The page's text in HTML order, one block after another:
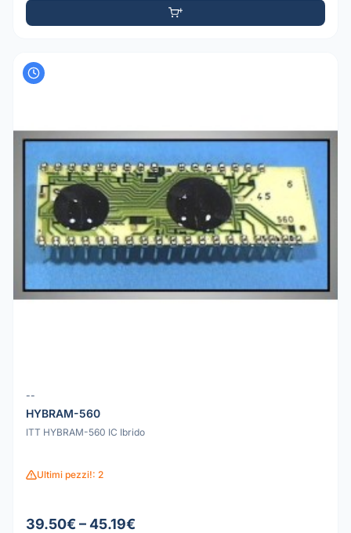
--
HYBRAM-560
ITT HYBRAM-560 IC Ibrido
Ultimi pezzi!: 2
39.50€ – 45.19€